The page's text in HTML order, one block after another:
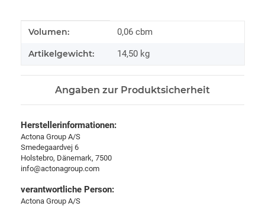
Produkteigenschaft
Wert
Volumen: 0,06 cbm
Artikelgewicht: 14,50 kg
Angaben zur Produktsicherheit
Herstellerinformationen:
Actona Group A/S
Smedegaardvej 6
Holstebro, Dänemark, 7500
info@actonagroup.com
verantwortliche Person:
Actona Group A/S